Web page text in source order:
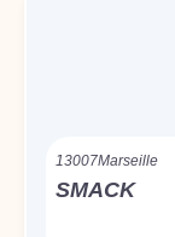
13007Marseille
SMACK